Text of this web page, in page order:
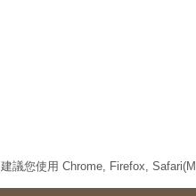
建議您使用 Chrome, Firefox,